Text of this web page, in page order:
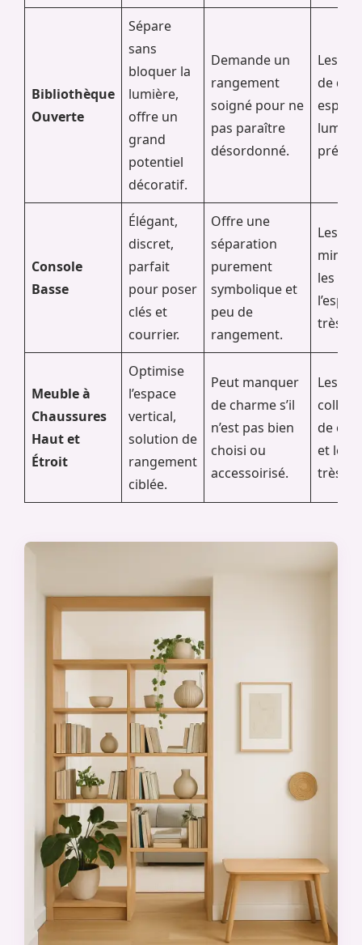
Bibliothèque
Ouverte
Sépare
sans
bloquer la
lumière,
offre un
grand
potentiel
décoratif.
Demande un
rangement
soigné pour ne
pas paraître
désordonné.
Les
de
Console
Basse
Élégant,
discret,
parfait
pour poser
clés et
courrier.
Offre une
séparation
purement
symbolique et
peu de
rangement.
Les
les
très
Meuble à
Chaussures
Haut et
Étroit
Optimise
l’espace
vertical,
solution de
rangement
ciblée.
Peut manquer
de charme s’il
n’est pas bien
choisi ou
accessoirisé.
Les
de
et les
très